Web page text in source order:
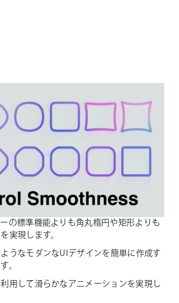
の標準機能よりも角丸楕円や矩形よりも
実現します。
うなモダンなUIデザインを簡単に作成す
。
用して滑らかなアニメーションを実現し